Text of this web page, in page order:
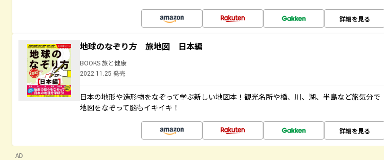
詳細を見る
地球のなぞり方 旅地図 日本編
BOOKS 旅と健康
2022.11.25 発売
日本の地形や造形物をなぞって学ぶ新しい地図本！観光名所や橋、川、湖、半島など旅気分で
地図をなぞって脳もイキイキ！
詳細を見る
AD